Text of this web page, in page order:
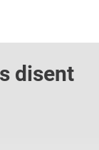
disent